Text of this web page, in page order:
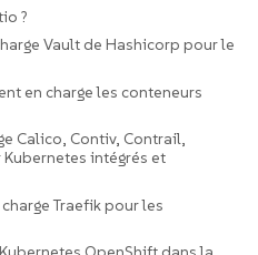
?
Vault de Hashicorp pour le
en charge les conteneurs
Calico, Contiv, Contrail,
intégrés et
Traefik pour les